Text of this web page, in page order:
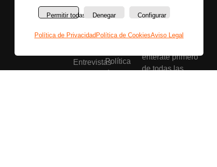
Permitir todas Denegar Configurar
Política de Privacidad Política de CookiesAviso Legal
Secciones
noticias
Entrevistas
Sobre
La
Política
de
Síguenos
Únete a nuestras
entérate primero
de todas las